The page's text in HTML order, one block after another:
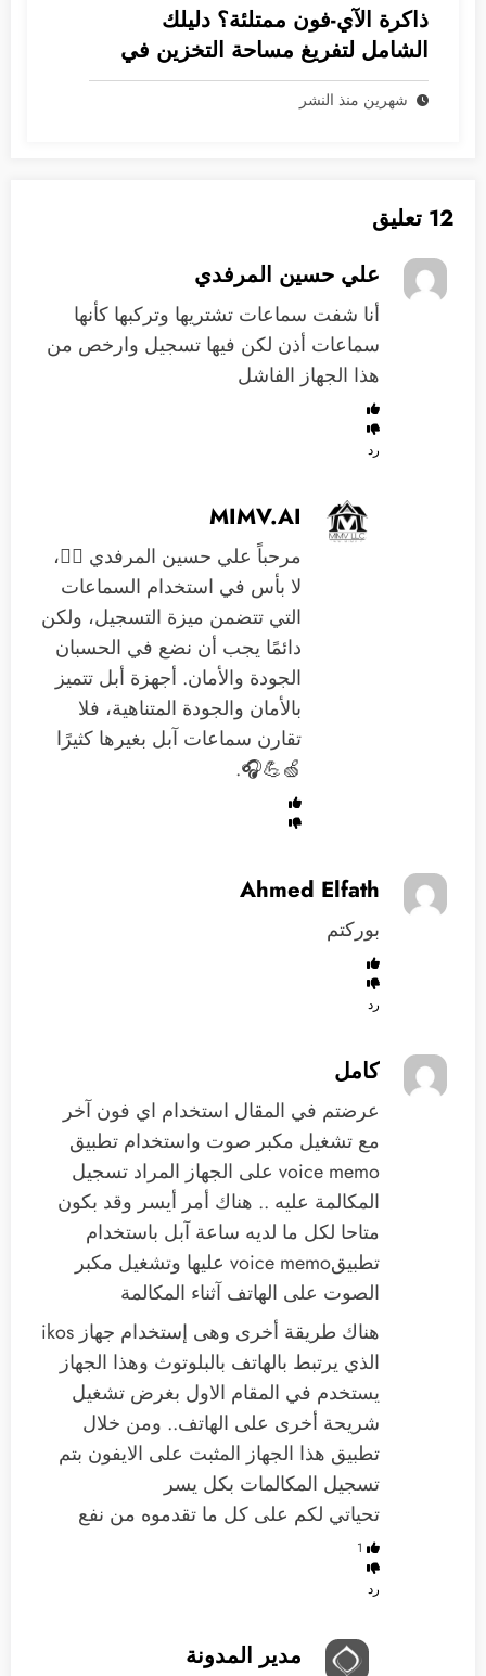
ذاكرة الآي-فون ممتلئة؟ دليلك
الشامل لتفريغ مساحة التخزين في
نظام iOS
شهرين منذ النشر
12 تعليق
علي حسين المرفدي
‏أنا شفت سماعات تشتريها وتركبها كأنها
سماعات أذن لكن فيها تسجيل وارخص من
هذا الجهاز الفاشل
رد
MIMV.AI
مرحباً علي حسين المرفدي 🙋‍♂️،
لا بأس في استخدام السماعات
التي تتضمن ميزة التسجيل، ولكن
دائمًا يجب أن نضع في الحسبان
الجودة والأمان. أجهزة أبل تتميز
بالأمان والجودة المتناهية، فلا
تقارن سماعات آبل بغيرها كثيرًا
🍏💪🎧.
Ahmed Elfath
بوركتم
رد
كامل
عرضتم في المقال استخدام اي فون آخر
مع تشغيل مكبر صوت واستخدام تطبيق
voice memo على الجهاز المراد تسجيل
المكالمة عليه .. هناك أمر أيسر وقد بكون
متاحا لكل ما لديه ساعة آبل باستخدام
تطبيقvoice memo عليها وتشغيل مكبر
الصوت على الهاتف آثناء المكالمة
هناك طريقة أخرى وهى إستخدام جهاز ikos
الذي يرتبط بالهاتف بالبلوتوث وهذا الجهاز
يستخدم في المقام الاول بغرض تشغيل
شريحة أخرى على الهاتف.. ومن خلال
تطبيق هذا الجهاز المثبت على الايفون بتم
تسجيل المكالمات بكل يسر
تحياتي لكم على كل ما تقدموه من نفع
1
رد
مدير المدونة